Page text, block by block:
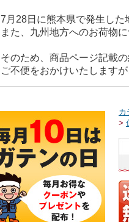
7月28日に熊本県で発生し
また、九州地方へのお荷物
そのため、商品ページ記載
ご不便をおかけいたします
カ
>